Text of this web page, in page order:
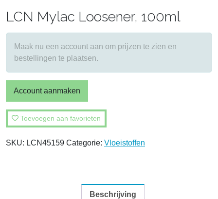
LCN Mylac Loosener, 100ml
Maak nu een account aan om prijzen te zien en
bestellingen te plaatsen.
Account aanmaken
Toevoegen aan favorieten
SKU: LCN45159 Categorie: Vloeistoffen
Beschrijving